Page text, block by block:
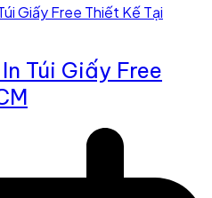
Túi Giấy Free